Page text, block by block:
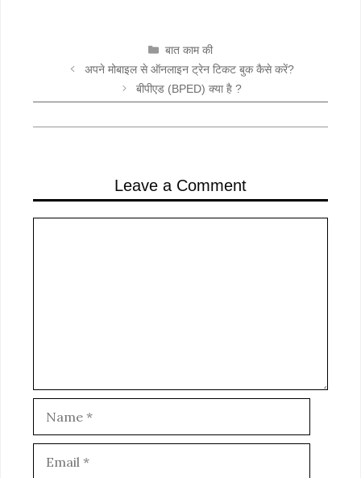
CATEGORIES
बात काम की
अपने मोबाइल से ऑनलाइन ट्रेन टिकट बुक कैसे करें?
बीपीएड (BPED) क्या है ?
Leave a Comment